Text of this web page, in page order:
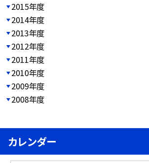
2015年度
2014年度
2013年度
2012年度
2011年度
2010年度
2009年度
2008年度
カレンダー